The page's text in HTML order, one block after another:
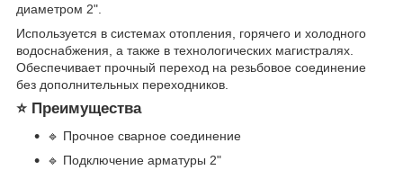
диаметром 2".
Используется в системах отопления, горячего и холодного
водоснабжения, а также в технологических магистралях.
Обеспечивает прочный переход на резьбовое соединение
без дополнительных переходников.
⭐ Преимущества
🔹 Прочное сварное соединение
🔹 Подключение арматуры 2"